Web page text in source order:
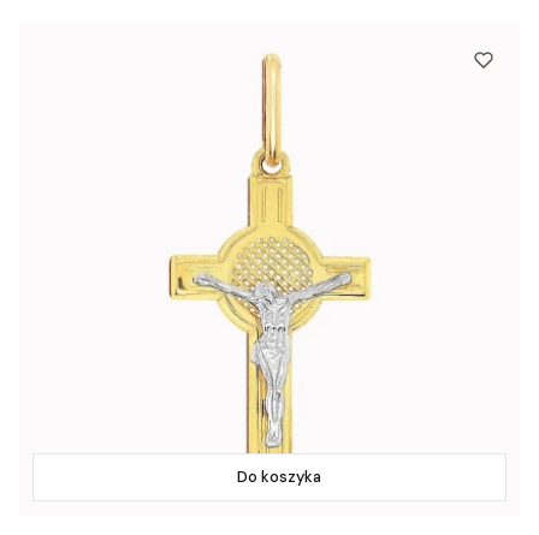
Do koszyka